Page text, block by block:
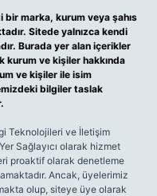
marka, kurum veya şahıs
Sitede yalnızca kendi
Burada yer alan içerikler
kurum ve kişiler hakkında
ve kişiler ile isim
bilgiler taslak
Teknolojileri ve İletişim
Sağlayıcı olarak hizmet
proaktif olarak denetleme
Ancak, üyelerimiz
olup, siteye üye olarak